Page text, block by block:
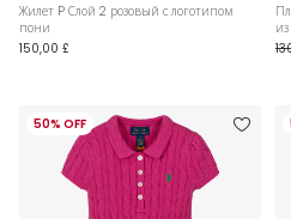
Жилет P Слой 2 розовый с логотипом
пони
150,00 £
50% OFF